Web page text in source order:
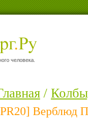
человека.
/
Верблюд